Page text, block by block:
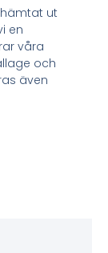
ut
en
våra
och
även